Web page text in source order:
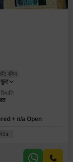
एरिया
फुट
+ n/a Open